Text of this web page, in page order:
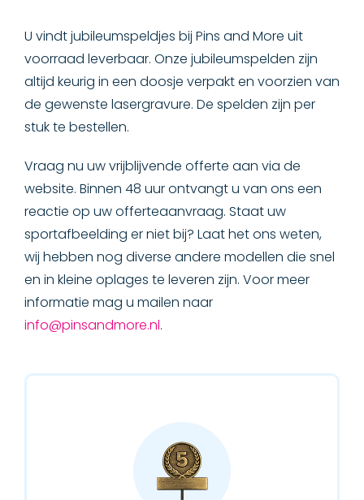
U vindt jubileumspeldjes bij Pins and More uit
voorraad leverbaar. Onze jubileumspelden zijn
altijd keurig in een doosje verpakt en voorzien van
de gewenste lasergravure. De spelden zijn per
stuk te bestellen.
Vraag nu uw vrijblijvende offerte aan via de
website. Binnen 48 uur ontvangt u van ons een
reactie op uw offerteaanvraag. Staat uw
sportafbeelding er niet bij? Laat het ons weten,
wij hebben nog diverse andere modellen die snel
en in kleine oplages te leveren zijn. Voor meer
informatie mag u mailen naar
info@pinsandmore.nl.
Jubileumspeldjes carnaval
SNELLE LEVERING
MEDAILLES & ONDERSCHEIDINGEN
MERCHANDISE
BADGES & LABELS